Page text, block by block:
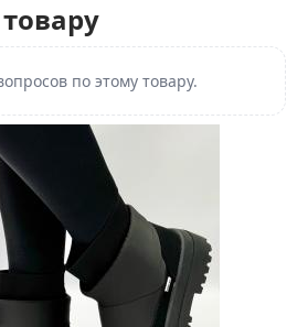
по этому товару.